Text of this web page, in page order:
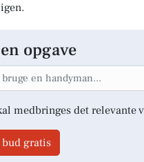
opgave
medbringes det relevante
gratis